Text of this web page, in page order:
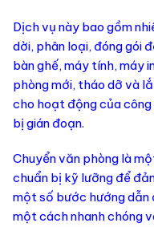
Dịch vụ này bao gồm
dời, phân loại, đóng gói
bàn ghế, máy tính, máy
phòng mới, tháo dỡ và
cho hoạt động của
bị gián đoạn.
Chuyển văn phòng là
chuẩn bị kỹ lưỡng để
một số bước hướng dẫn
một cách nhanh chóng